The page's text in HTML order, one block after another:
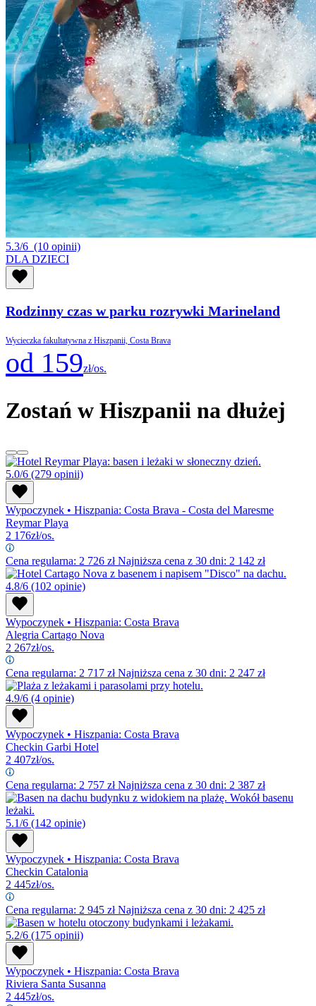
5.3/6 (10 opinii)
DLA DZIECI
Rodzinny czas w parku rozrywki Marineland
Wycieczka fakultatywna z Hiszpanii, Costa Brava
od 159zł/os.
Zostań w Hiszpanii na dłużej
5.0/6 (279 opinii)
Wypoczynek • Hiszpania: Costa Brava - Costa del Maresme
Reymar Playa
2 176zł/os.
Cena regularna: 2 726 złNajniższa cena z 30 dni: 2 142 zł
4.8/6 (102 opinie)
Wypoczynek • Hiszpania: Costa Brava
Alegria Cartago Nova
2 267zł/os.
Cena regularna: 2 717 złNajniższa cena z 30 dni: 2 247 zł
4.9/6 (4 opinie)
Wypoczynek • Hiszpania: Costa Brava
Checkin Garbi Hotel
2 407zł/os.
Cena regularna: 2 757 złNajniższa cena z 30 dni: 2 387 zł
5.1/6 (142 opinie)
Wypoczynek • Hiszpania: Costa Brava
Checkin Catalonia
2 445zł/os.
Cena regularna: 2 945 złNajniższa cena z 30 dni: 2 425 zł
5.2/6 (175 opinii)
Wypoczynek • Hiszpania: Costa Brava
Riviera Santa Susanna
2 445zł/os.